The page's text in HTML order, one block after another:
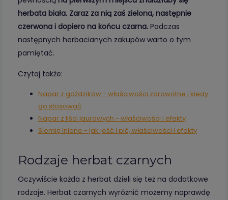
herbata biała. Zaraz za nią zaś zielona, następnie
czerwona i dopiero na końcu czarna. Podczas
następnych herbacianych zakupów warto o tym
pamiętać.
Czytaj także:
Napar z goździków - właściwości zdrowotne i kiedy
go stosować
Napar z liści laurowych - właściwości i efekty
Siemię lniane - jak jeść i pić, właściwości i efekty
Rodzaje herbat czarnych
Oczywiście każda z herbat dzieli się też na dodatkowe
rodzaje. Herbat czarnych wyróżnić możemy naprawdę